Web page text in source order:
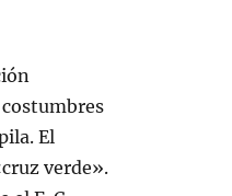
El
verde».